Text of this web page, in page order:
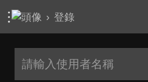
› 登錄